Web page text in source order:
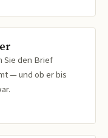
Sie den Brief
— und ob er bis